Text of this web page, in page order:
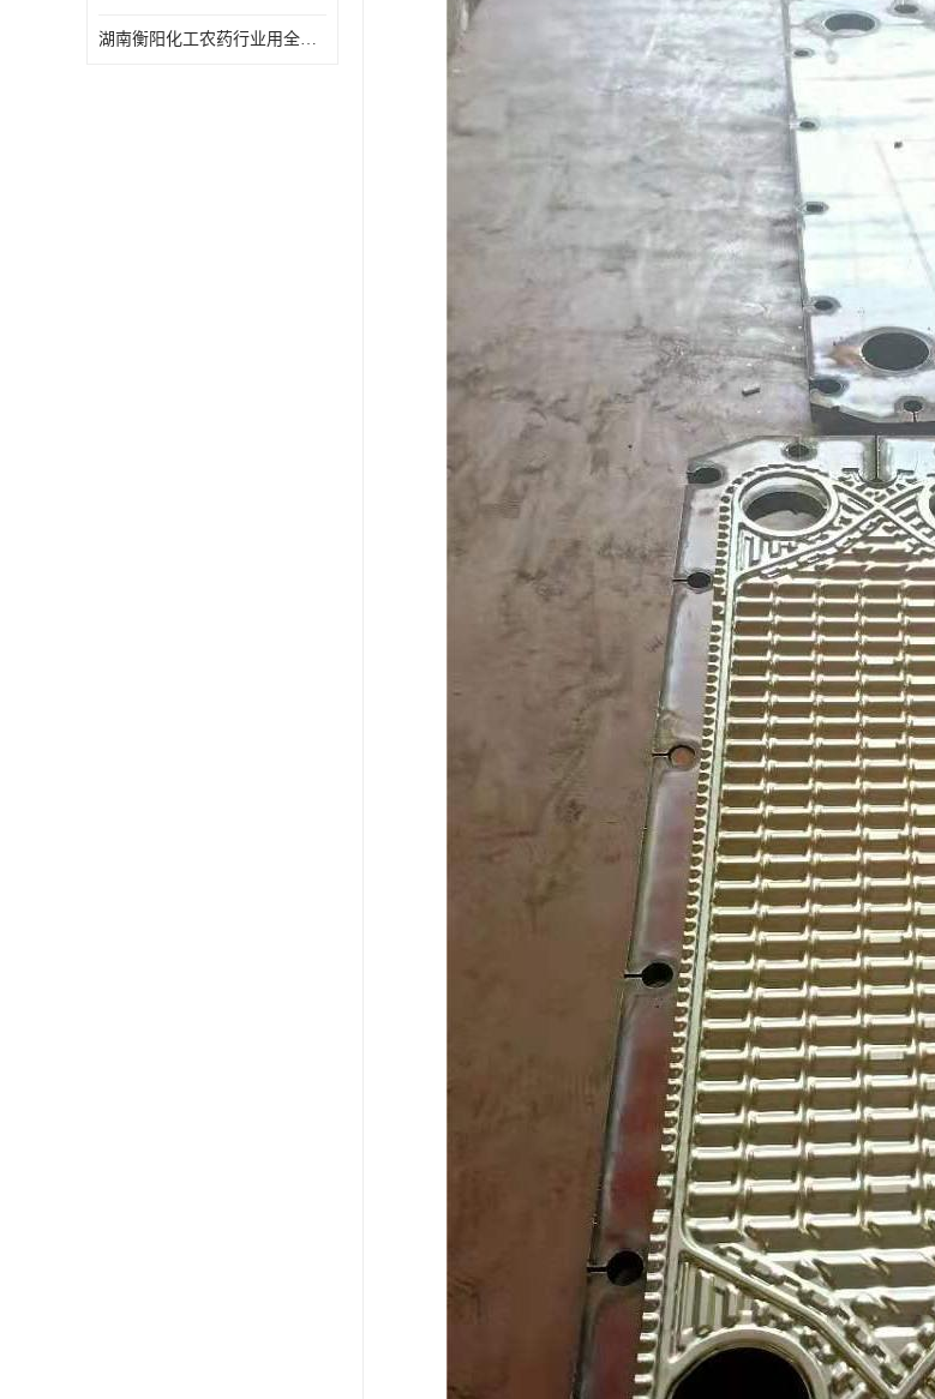
湖南衡阳化工农药行业用全焊接板式冷凝器专业定制